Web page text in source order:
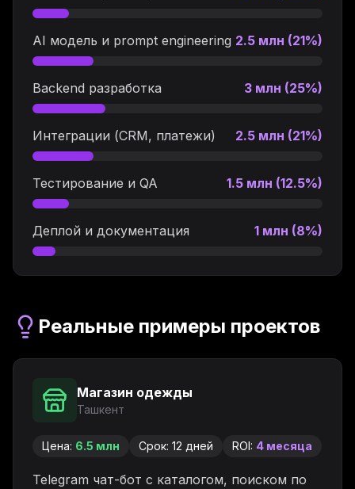
AI модель и prompt engineering 2.5 млн (21%)
Backend разработка 3 млн (25%)
Интеграции (CRM, платежи) 2.5 млн (21%)
Тестирование и QA 1.5 млн (12.5%)
Деплой и документация 1 млн (8%)
Реальные примеры проектов
Магазин одежды
Ташкент
Цена: 6.5 млн Срок: 12 дней ROI: 4 месяца
Telegram чат-бот с каталогом, поиском по